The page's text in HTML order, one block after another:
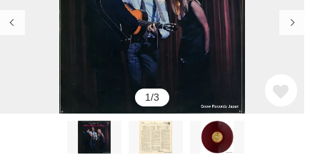
1/3